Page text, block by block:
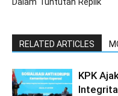
RELATED ARTICLES
KPK